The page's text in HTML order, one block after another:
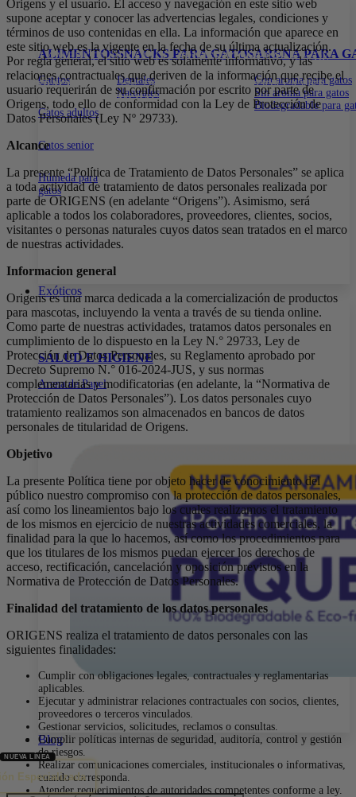
ALIMENTOS
Gatitos
Gatos adultos
Gatos senior
Húmeda para
gatos
SNACKS PARA GATOS
Dentales
Naturales
ARENA PARA
Con aroma para gatos
Sin aroma para gatos
Biodegradable para
Exóticos
SALUD E HIGIENE
Arena de Papel
Blog
Especializada
15% DE DESCUENTO EN TODA LA WEB CON EL CÓDIGO:
PRIMERACOMPRA •15% DE DESCUENTO EN TODA LA WEB
CON EL CÓDIGO: PRIMERACOMPRA • 15% DE DESCUENTO EN
TODA LA WEB CON EL CÓDIGO:PRIMERACOMPRA •15% DE
DESCUENTO EN TODA LA WEB CON EL CÓDIGO:
PRIMERACOMPRA •15% DE DESCUENTO EN TODA LA WEB
CON EL CÓDIGO: PRIMERACOMPRA •
Origens y el usuario. El acceso y navegación en este sitio web
supone aceptar y conocer las advertencias legales, condiciones y
términos de uso contenidas en ella. La información que aparece en
este sitio web es la vigente en la fecha de su última actualización.
Por regla general, el sitio web es solamente informativo, y las
relaciones contractuales que deriven de la información que recibe el
usuario requerirán de su confirmación por escrito por parte de
Origens, todo ello de conformidad con la Ley de Protección de
Datos Personales (Ley Nº 29733).
Alcance
La presente “Política de Tratamiento de Datos Personales” se aplica
a toda actividad de tratamiento de datos personales realizada por
parte de ORIGENS (en adelante “Origens”). Asimismo, será
aplicable a todos los colaboradores, proveedores, clientes, socios,
visitantes o personas naturales cuyos datos sean tratados en el marco
de nuestras actividades.
Informacion general
Origens es una marca dedicada a la comercialización de productos
para mascotas, incluyendo la venta a través de su tienda online.
Como parte de nuestras actividades, tratamos datos personales en
cumplimiento de lo dispuesto en la Ley N.° 29733, Ley de
Protección de Datos Personales, su Reglamento aprobado por
Decreto Supremo N.° 016-2024-JUS, y sus normas
complementarias y modificatorias (en adelante, la “Normativa de
Protección de Datos Personales”). Los datos personales cuyo
tratamiento realizamos son almacenados en bancos de datos
personales de titularidad de Origens.
Objetivo
La presente Política tiene por objeto hacer de conocimiento del
público nuestro compromiso con la protección de datos personales,
así como los lineamientos bajo los cuales realizamos el tratamiento
de los mismos en ejercicio de nuestras actividades comerciales, la
finalidad para la que lo hacemos, así como los procedimientos para
que los titulares de los mismos puedan ejercer los derechos de
acceso, rectificación, cancelación y oposición previstos en la
Normativa de Protección de Datos Personales.
Finalidad del tratamiento de los datos personales
ORIGENS realiza el tratamiento de datos personales con las
siguientes finalidades:
Cumplir con obligaciones legales, contractuales y reglamentarias
aplicables.
Ejecutar y administrar relaciones contractuales con socios, clientes,
proveedores o terceros vinculados.
Gestionar servicios, solicitudes, reclamos o consultas.
Cumplir políticas internas de seguridad, auditoría, control y gestión
de riesgos.
Realizar comunicaciones comerciales, institucionales o informativas,
cuando corresponda.
Atender requerimientos de autoridades competentes conforme a ley.